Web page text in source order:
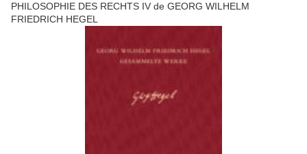
PHILOSOPHIE DES RECHTS IV de GEORG WILHELM
FRIEDRICH HEGEL